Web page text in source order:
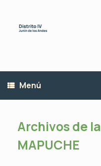
contenido
Menú
Archivos de
MAPUCHE